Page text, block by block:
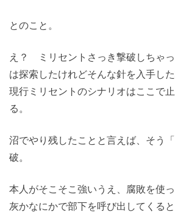
とのこと。
え？ ミリセントさっき撃破しちゃ
は探索したけれどそんな針を入手した
現行ミリセントのシナリオはここで
る。
沼でやり残したことと言えば、そう
破。
本人がそこそこ強いうえ、腐敗を使
灰かなにかで部下を呼び出してくると